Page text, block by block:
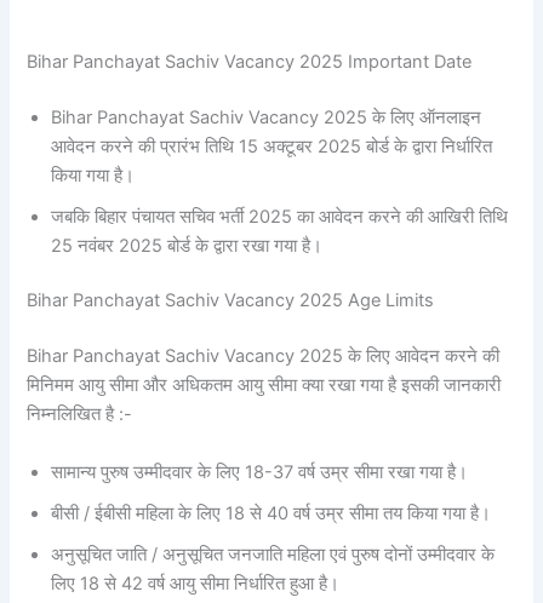
Bihar Panchayat Sachiv Vacancy 2025 Important Date
Bihar Panchayat Sachiv Vacancy 2025 के लिए ऑनलाइन
आवेदन करने की प्रारंभ तिथि 15 अक्टूबर 2025 बोर्ड के द्वारा निर्धारित
किया गया है।
जबकि बिहार पंचायत सचिव भर्ती 2025 का आवेदन करने की आखिरी तिथि
25 नवंबर 2025 बोर्ड के द्वारा रखा गया है।
Bihar Panchayat Sachiv Vacancy 2025 Age Limits
Bihar Panchayat Sachiv Vacancy 2025 के लिए आवेदन करने की
मिनिमम आयु सीमा और अधिकतम आयु सीमा क्या रखा गया है इसकी जानकारी
निम्नलिखित है :-
सामान्य पुरुष उम्मीदवार के लिए 18-37 वर्ष उम्र सीमा रखा गया है।
बीसी / ईबीसी महिला के लिए 18 से 40 वर्ष उम्र सीमा तय किया गया है।
अनुसूचित जाति / अनुसूचित जनजाति महिला एवं पुरुष दोनों उम्मीदवार के
लिए 18 से 42 वर्ष आयु सीमा निर्धारित हुआ है।